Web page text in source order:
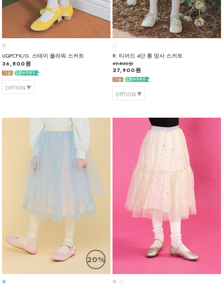
UQPCFK/G. 스테이 플라워 스커트
36,800원
OPTION
30%
R. 티어드 4단 롱 망사 스커트
39,800원
27,900원
OPTION
20%